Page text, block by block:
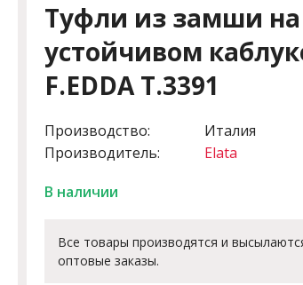
Туфли из замши
устойчивом
F.EDDA T.3391
Производство:
Производитель:
Италия
Elata
В наличии
Все товары производятся и
оптовые заказы.